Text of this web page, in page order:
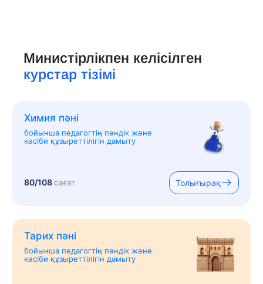
Министірлікпен келісілген
курстар тізімі
Химия пәні
бойынша педагогтің пәндік және
кәсіби құзыреттілігін дамыту
80/108сағат Толығырақ
Тарих пәні
бойынша педагогтің пәндік және
кәсіби құзыреттілігін дамыту